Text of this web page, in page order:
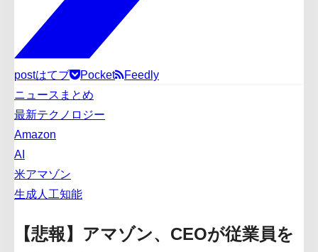
postはてブ Pocket
Feedly
ニュースまとめ
最新テクノロジー
Amazon
AI
米アマゾン
生成人工知能
【悲報】アマゾン、CEOが従業員を